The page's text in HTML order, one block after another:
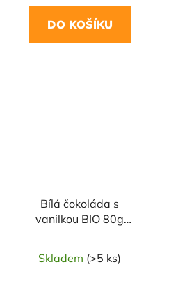
DO KOŠÍKU
Bílá čokoláda s
vanilkou BIO 80g
Skladem (>5 ks)